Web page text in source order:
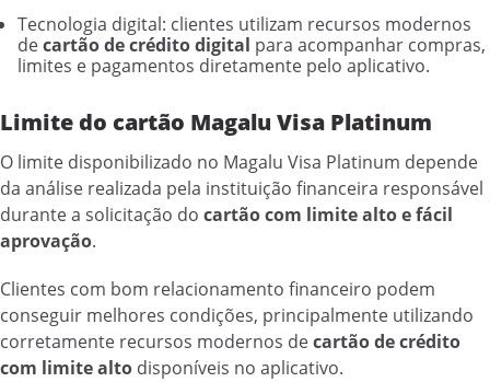
Tecnologia digital: clientes utilizam recursos modernos
decartão de crédito digital para acompanhar compras,
limites e pagamentos diretamente pelo aplicativo.
Limite do cartão Magalu Visa Platinum
O limite disponibilizado no Magalu Visa Platinum depende
da análise realizada pela instituição financeira responsável
durante a solicitação do cartão com limite alto e fácil
aprovação.
Clientes com bom relacionamento financeiro podem
conseguir melhores condições, principalmente utilizando
corretamente recursos modernos decartão de crédito
com limite alto disponíveis no aplicativo.